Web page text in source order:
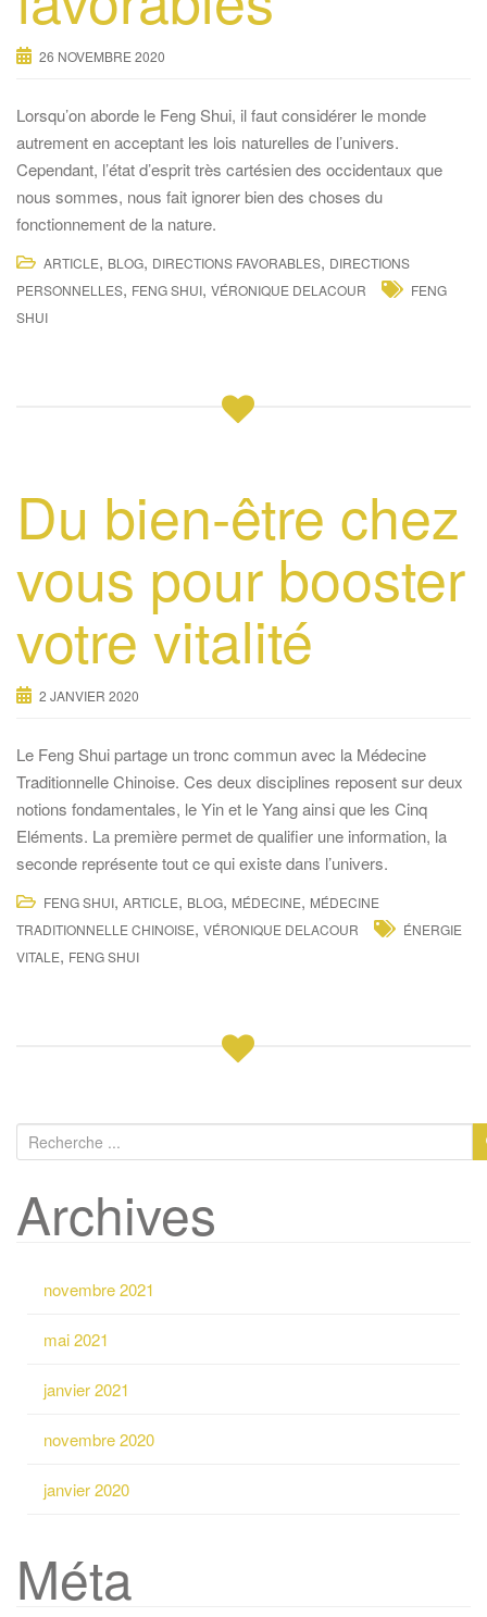
26 NOVEMBRE 2020
Lorsqu’on aborde le Feng Shui, il faut considérer le monde
autrement en acceptant les lois naturelles de l’univers.
Cependant, l’état d’esprit très cartésien des occidentaux que
nous sommes, nous fait ignorer bien des choses du
fonctionnement de la nature.
ARTICLE, BLOG, DIRECTIONS FAVORABLES, DIRECTIONS
PERSONNELLES, FENG SHUI, VÉRONIQUE DELACOUR
FENG
SHUI
Du bien-être chez
vous pour booster
votre vitalité
2 JANVIER 2020
Le Feng Shui partage un tronc commun avec la Médecine
Traditionnelle Chinoise. Ces deux disciplines reposent sur deux
notions fondamentales, le Yin et le Yang ainsi que les Cinq
Eléments. La première permet de qualifier une information, la
seconde représente tout ce qui existe dans l’univers.
FENG SHUI, ARTICLE, BLOG, MÉDECINE, MÉDECINE
TRADITIONNELLE CHINOISE, VÉRONIQUE DELACOUR
ÉNERGIE
VITALE, FENG SHUI
e
h
Archives
novembre 2021
mai 2021
janvier 2021
novembre 2020
janvier 2020
Méta